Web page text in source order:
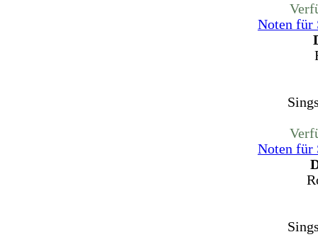
Noten für
Noten für